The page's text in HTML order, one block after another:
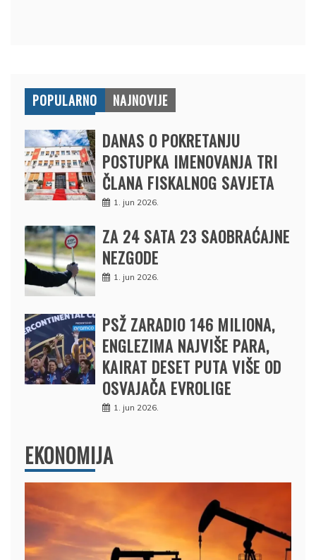
POPULARNO NAJNOVIJE
DANAS O POKRETANJU
POSTUPKA IMENOVANJA TRI
ČLANA FISKALNOG SAVJETA
1. jun 2026.
ZA 24 SATA 23 SAOBRAĆAJNE
NEZGODE
1. jun 2026.
PSŽ ZARADIO 146 MILIONA,
ENGLEZIMA NAJVIŠE PARA,
KAIRAT DESET PUTA VIŠE OD
OSVAJAČA EVROLIGE
1. jun 2026.
EKONOMIJA